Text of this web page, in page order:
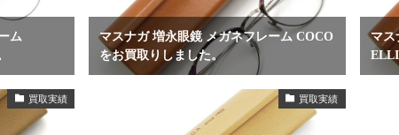
ム
マスナガ 増永眼鏡 メガネフレーム COCO
をお買取りしました。
マス
買取実績 買取実績